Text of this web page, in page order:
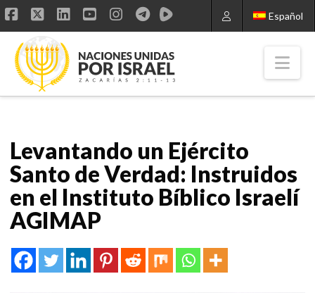
Español
Facebook
X LinkedIn
YouTube
Instagram
Levantando un Ejército
Santo de Verdad: Instruidos
en el Instituto Bíblico Israelí
AGIMAP